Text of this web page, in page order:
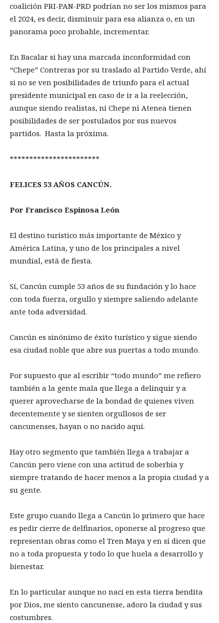
coalición PRI-PAN-PRD podrían no ser los mismos para
el 2024, es decir, disminuir para esa alianza o, en un
panorama poco probable, incrementar.
En Bacalar si hay una marcada inconformidad con
“Chepe” Contreras por su traslado al Partido Verde, ahí
si no se ven posibilidades de triunfo para el actual
presidente municipal en caso de ir a la reelección,
aunque siendo realistas, ni Chepe ni Atenea tienen
posibilidades de ser postulados por sus nuevos
partidos. Hasta la próxima.
***********************
FELICES 53 AÑOS CANCÚN.
Por Francisco Espinosa León
El destino turístico más importante de México y
América Latina, y uno de los principales a nivel
mundial, está de fiesta.
Sí, Cancún cumple 53 años de su fundación y lo hace
con toda fuerza, orgullo y siempre saliendo adelante
ante toda adversidad.
Cancún es sinónimo de éxito turístico y sigue siendo
esa ciudad noble que abre sus puertas a todo mundo.
Por supuesto que al escribir “todo mundo” me refiero
también a la gente mala que llega a delinquir y a
querer aprovecharse de la bondad de quienes viven
decentemente y se sienten orgullosos de ser
cancunenses, hayan o no nacido aquí.
Hay otro segmento que también llega a trabajar a
Cancún pero viene con una actitud de soberbia y
siempre tratando de hacer menos a la propia ciudad y a
su gente.
Este grupo cuando llega a Cancún lo primero que hace
es pedir cierre de delfinarios, oponerse al progreso que
representan obras como el Tren Maya y en sí dicen que
no a toda propuesta y todo lo que huela a desarrollo y
bienestar.
En lo particular aunque no nací en esta tierra bendita
por Dios, me siento cancunense, adoro la ciudad y sus
costumbres.